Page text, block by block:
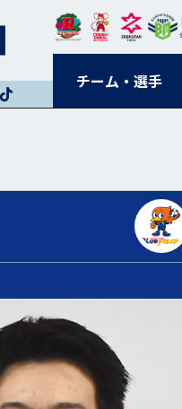
チーム・選手
東日
本レ
ガロ
オー
ソル
埼玉
クス
ター
東京